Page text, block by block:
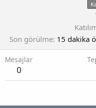
Son görülme 15 dakika
Mesajlar
0